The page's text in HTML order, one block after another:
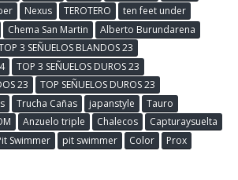
Nexus TEROTERO
ten feet under
Chema San Martin
Alberto Burundarena
3 SEÑUELOS BLANDOS 23
TOP 3 SEÑUELOS DUROS 23
23
TOP SEÑUELOS DUROS 23
Trucha Cañas japanstyle
Tauro
Anzuelo triple Chalecos
Capturaysuelta
Swimmer pit swimmer Color
Prox